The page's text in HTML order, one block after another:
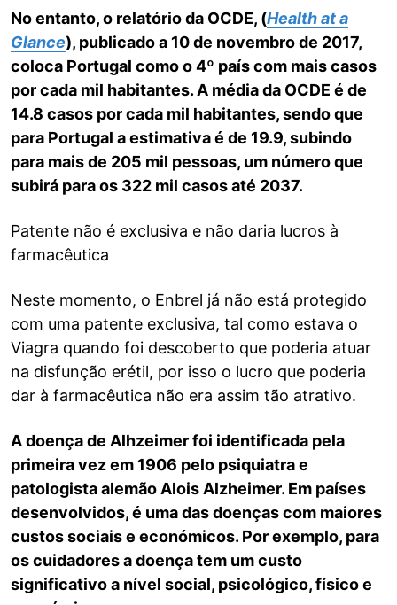
No entanto, o relatório da OCDE, (Health at a
Glance), publicado a 10 de novembro de 2017,
coloca Portugal como o 4º país com mais casos
por cada mil habitantes. A média da OCDE é de
14.8 casos por cada mil habitantes, sendo que
para Portugal a estimativa é de 19.9, subindo
para mais de 205 mil pessoas, um número que
subirá para os 322 mil casos até 2037.
Patente não é exclusiva e não daria lucros à
farmacêutica
Neste momento, o Enbrel já não está protegido
com uma patente exclusiva, tal como estava o
Viagra quando foi descoberto que poderia atuar
na disfunção erétil, por isso o lucro que poderia
dar à farmacêutica não era assim tão atrativo.
A doença de Alhzeimer foi identificada pela
primeira vez em 1906 pelo psiquiatra e
patologista alemão Alois Alzheimer. Em países
desenvolvidos, é uma das doenças com maiores
custos sociais e económicos. Por exemplo, para
os cuidadores a doença tem um custo
significativo a nível social, psicológico, físico e